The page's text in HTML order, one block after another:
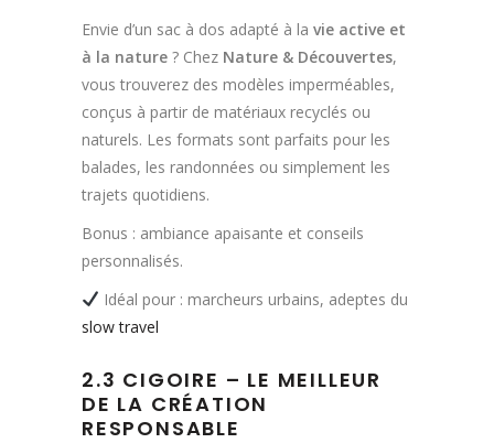
Envie d’un sac à dos adapté à la vie active et
à la nature ? Chez Nature & Découvertes,
vous trouverez des modèles imperméables,
conçus à partir de matériaux recyclés ou
naturels. Les formats sont parfaits pour les
balades, les randonnées ou simplement les
trajets quotidiens.
Bonus : ambiance apaisante et conseils
personnalisés.
Idéal pour : marcheurs urbains, adeptes du
slow travel
2.3 CIGOIRE – LE MEILLEUR
DE LA CRÉATION
RESPONSABLE